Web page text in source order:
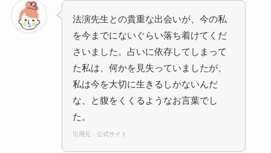
法演先生との貴重な出会いが、今の私
を今までにないぐらい落ち着けてくだ
さいました。占いに依存してしまって
た私は、何かを見失っていましたが、
私は今を大切に生きるしかないんだ
な、と腹をくくるようなお言葉でし
た。
引用元：公式サイト